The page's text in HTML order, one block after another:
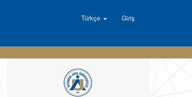
Türkçe Giriş